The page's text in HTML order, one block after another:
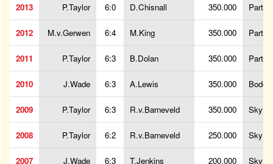
2013 P.Taylor 6:0 D.Chisnall 350.000
2012 M.v.Gerwen 6:4 M.King 350.000
2011 P.Taylor 6:3 B.Dolan 350.000
2010 J.Wade 6:3 A.Lewis 350.000 Bodog
2009 P.Taylor 6:3 R.v.Barneveld 350.000
2008 P.Taylor 6:2 R.v.Barneveld 250.000
2007 J.Wade 6:3 T.Jenkins 200.000